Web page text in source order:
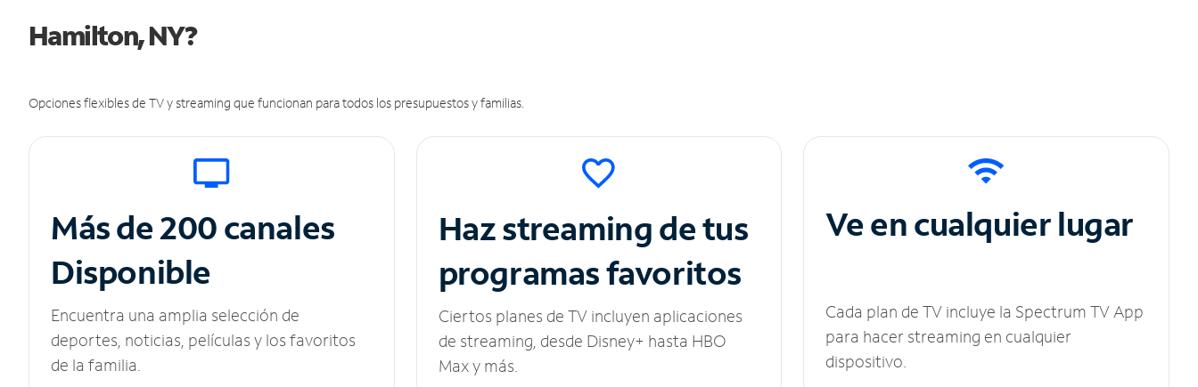
Hamilton, NY?
Opciones flexibles de TV y streaming que funcionan para todos los presupuestos y familias.
Más de 200 canales
Disponible
Encuentra una amplia selección de
deportes, noticias, películas y los favoritos
de la familia.
Haz streaming de tus
programas favoritos
Ciertos planes de TV incluyen aplicaciones
de streaming, desde Disney+ hasta HBO
Max y más.
Ve en cualquier lugar
Cada plan de TV incluye la Spectrum TV App
para hacer streaming en cualquier
dispositivo.